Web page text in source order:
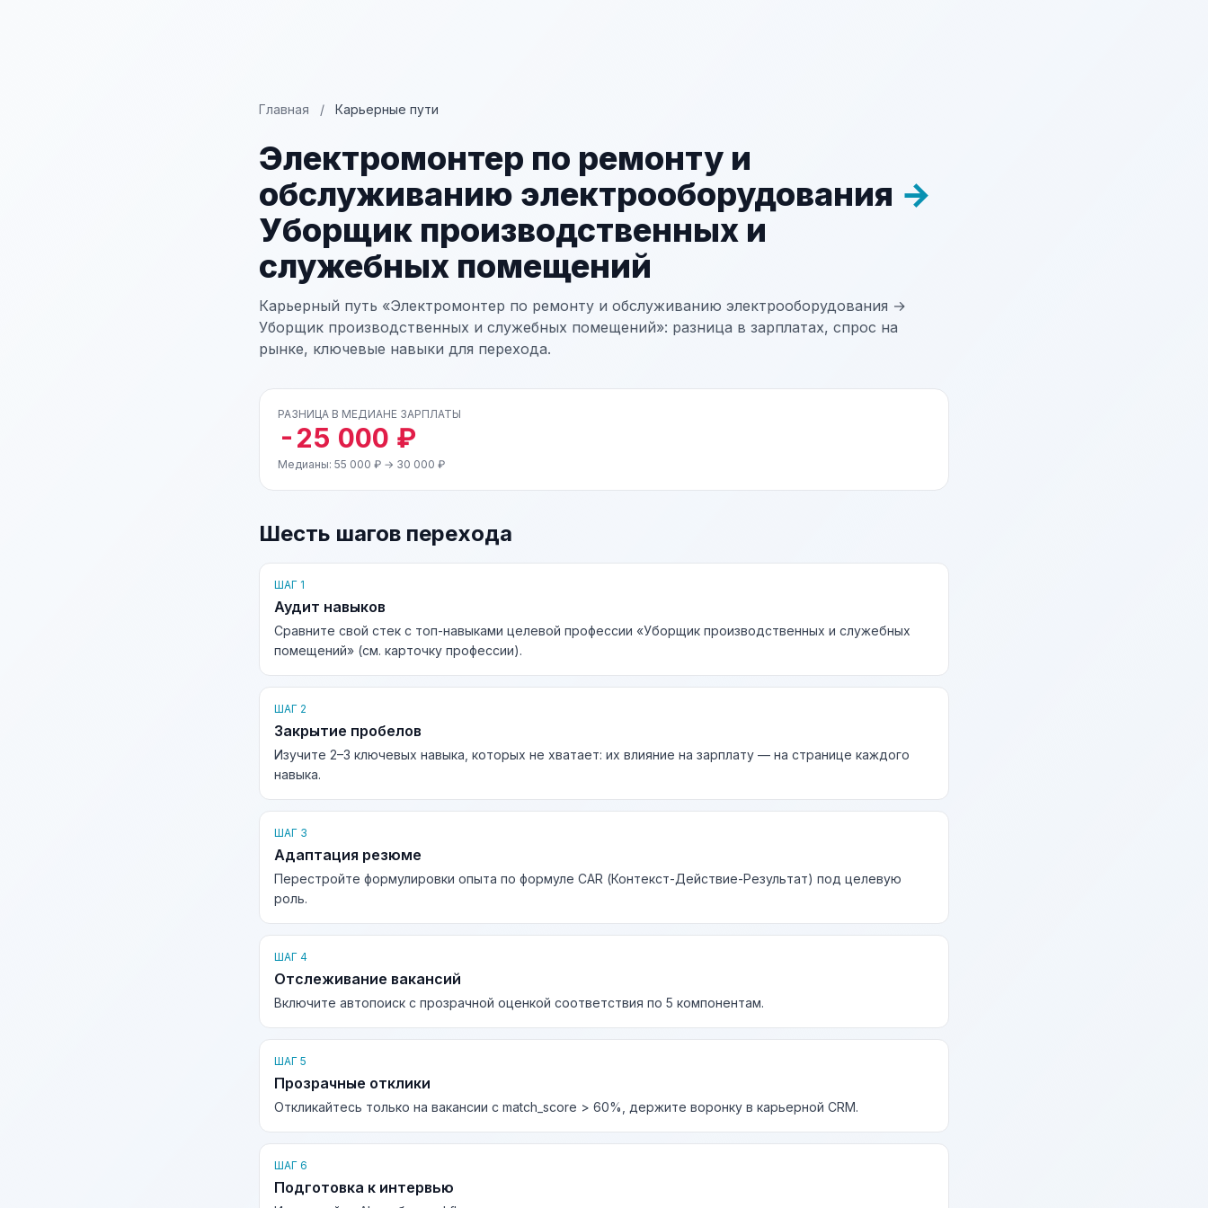
Главная / Карьерные пути
Электромонтер по ремонту и
обслуживанию электрооборудования →
Уборщик производственных и
служебных помещений
Карьерный путь «Электромонтер по ремонту и обслуживанию электрооборудования →
Уборщик производственных и служебных помещений»: разница в зарплатах, спрос на
рынке, ключевые навыки для перехода.
РАЗНИЦА В МЕДИАНЕ ЗАРПЛАТЫ
-25 000 ₽
Медианы: 55 000 ₽ → 30 000 ₽
Шесть шагов перехода
ШАГ 1
Аудит навыков
Сравните свой стек с топ-навыками целевой профессии «Уборщик производственных и служебных
помещений» (см. карточку профессии).
ШАГ 2
Закрытие пробелов
Изучите 2–3 ключевых навыка, которых не хватает: их влияние на зарплату — на странице каждого
навыка.
ШАГ 3
Адаптация резюме
Перестройте формулировки опыта по формуле CAR (Контекст-Действие-Результат) под целевую
роль.
ШАГ 4
Отслеживание вакансий
Включите автопоиск с прозрачной оценкой соответствия по 5 компонентам.
ШАГ 5
Прозрачные отклики
Откликайтесь только на вакансии с match_score > 60%, держите воронку в карьерной CRM.
ШАГ 6
Подготовка к интервью